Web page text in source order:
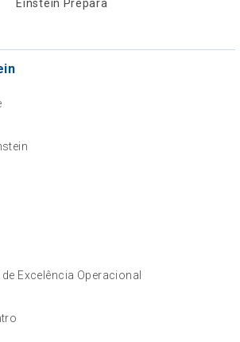
Einstein Prepara
Excelência Operacional